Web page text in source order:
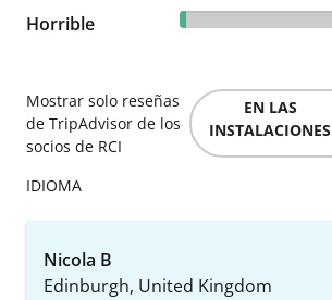
Horrible
3.24% reviewed Horrible
30 reviews
Mostrar solo reseñas
de TripAdvisor de los
socios de RCI
EN LAS
INSTALACIONES
IDIOMA
Nicola B
Edinburgh, United Kingdom